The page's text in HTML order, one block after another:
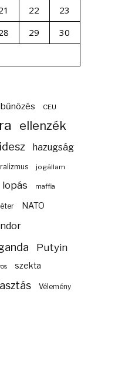
22
23
29
30
bűnözés CEU
ellenzék
hazugság
jogállam
lopás maffia
NATO
Putyin
szekta
Vélemény